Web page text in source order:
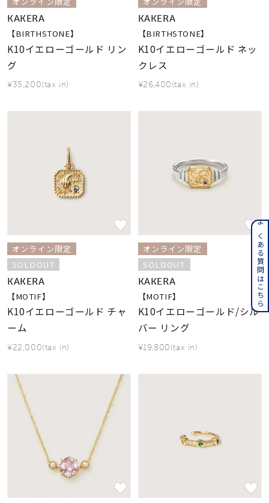
KAKERA
【BIRTHSTONE】
K10イエローゴールド リン
グ
¥35,200(tax in)
KAKERA
【BIRTHSTONE】
K10イエローゴールド ネッ
クレス
¥26,400(tax in)
オンライン限定
SOLDOUT
KAKERA
【MOTIF】
K10イエローゴールド チャ
ーム
¥22,000(tax in)
オンライン限定
SOLDOUT
KAKERA
【MOTIF】
K10イエローゴールド/シル
バー リング
¥19,800(tax in)
よくある質問はこちら